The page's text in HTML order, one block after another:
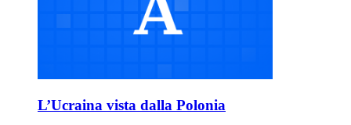
L’Ucraina vista dalla Polonia